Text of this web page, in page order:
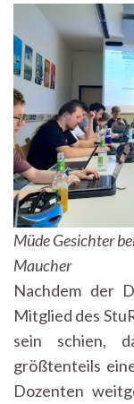
Müde Gesichter
Maucher
Nachdem der
Mitglied des
sein schien,
größtenteils
Dozenten